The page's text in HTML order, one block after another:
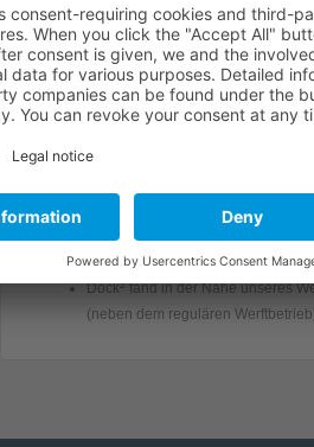
Dock mit einer Länge von 30 m
Dock 2mit einer Länge von 26 m
Hiermit können sowohl Vor- als auch
oder Wellen- sowie Ruderreparaturen als
Beide Docks wurden von uns konzipiert und
Planung der beiden Docks geschah unter
Dock
geschah zunächst auf der
wiederum bei uns vor Ort,
Dock2fand in der Nähe unseres
(neben dem regulären